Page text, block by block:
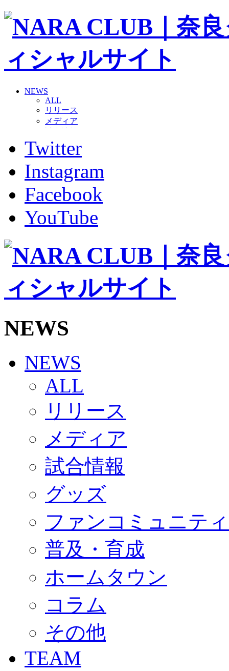
NEWS
ALL
リリース
メディア
グッズ
ファンコミュニティ
ホームタウン
コラム
その他
TEAM
2026/27トップチーム
2026/27トップチームスタッフ
バモス
チアダンススクール
ボランティアチーム「volundeer」
ビクトリーロード
HOMEGAME
観戦ルール＆マナー
Jリーグ運営管理規定
写真・動画使用ガイドライン
SCHEDULE
2026/27
練習見学時のファンサービスについて
TICKET
奈良クラブ明治安田J3リーグ2026/27シーズン試
奈良クラブ明治安田Ｊ3リーグ 2026/27シーズン「
観戦ルール＆マナー
2026/27ファンコミュニティ
サポートショップ
GOODS
オフィシャルストア（実店舗）
オンラインストア
ACADEMY
アカデミーについて
コーチ&スタッフ
ジュニア
ジュニアユース
ユース
練習拠点（ナラディーア）
SCHOOL
CLUB
パートナー募集
クラブ理念
サステナビリティ
Web制作支援
応援プロジェクト
Twitter
Instagram
Facebook
YouTube
NEWS
NEWS
ALL
リリース
メディア
試合情報
グッズ
ファンコミュニティ
普及・育成
ホームタウン
コラム
その他
TEAM